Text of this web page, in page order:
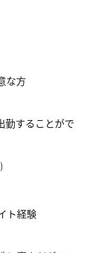
な方
勤することがで
ト経験